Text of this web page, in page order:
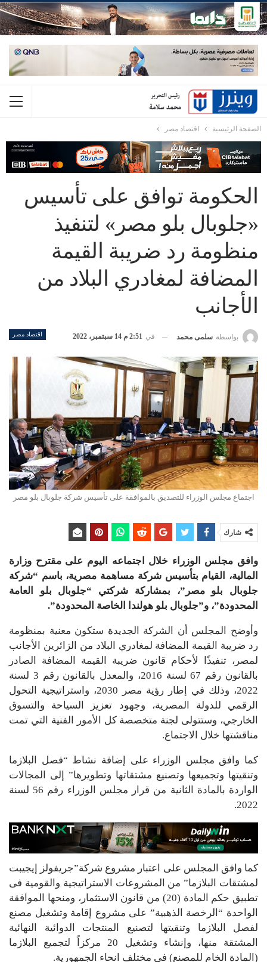
الصفحة الرئيسية اقتصاد مصر
الحكومة توافق على تأسيس
«جلوبال بلو مصر» لتنفيذ
منظومة رد ضريبة القيمة
المضافة لمغادري البلاد من
الأجانب
اقتصاد مصر بواسطة سلمى محمد في 2:51 م 14 سبتمبر، 2022
اجتماع مجلس الوزراء للتصديق بالموافقة على تأسيس شركة جلوبال بلو مصر
شارك
وافق مجلس الوزراء خلال اجتماعه اليوم على مقترح وزارة
المالية، القيام بتأسيس شركة مساهمة مصرية، باسم “شركة
جلوبال بلو مصر”، بمشاركة شركتي “جلوبال بلو العامة
المحدودة”، و”جلوبال بلو هولندا الخاصة المحدودة”.
وأوضح المجلس أن الشركة الجديدة ستكون معنية بمنظومة
رد ضريبة القيمة المضافة لمغادري البلاد من الزائرين الأجانب
لمصر، تنفيذًا لأحكام قانون ضريبة القيمة المضافة الصادر
بالقانون رقم 67 لسنة 2016، والمعدل بالقانون رقم 3 لسنة
2022، وذلك في إطار رؤية مصر 2030، واستراتيجية التحول
الرقمي للدولة المصرية، وجهود تعزيز السياحة والتسوق
الخارجي، وستتولى لجنة متخصصة كل الأمور الفنية التي تمت
مناقشتها خلال الاجتماع.
كما وافق مجلس الوزراء على إضافة نشاط “فصل البلازما
وتنقيتها وتجميعها وتصنيع مشتقاتها وتطويرها” إلى المجالات
الواردة بالمادة الثانية من قرار مجلس الوزراء رقم 56 لسنة
2022.
كما وافق المجلس على اعتبار مشروع شركة”جريفولز إيجيبت
لمشتقات البلازما” من المشروعات الاستراتيجية والقومية فى
تطبيق حكم المادة (20) من قانون الاستثمار، ومنحها الموافقة
الواحدة “الرخصة الذهبية” على مشروع إقامة وتشغيل مصنع
لفصل البلازما وتنقيتها لتصنيع المنتجات الدوائية النهائية
المشتقة منها، وإنشاء وتشغيل 20 مركزاً لتجميع البلازما
(المادة الخام للمصنع) فى مختلف انحاء الجمهورية.